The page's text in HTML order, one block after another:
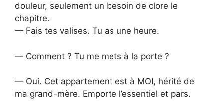
douleur, seulement un besoin de clore le
chapitre.
— Fais tes valises. Tu as une heure.
— Comment ? Tu me mets à la porte ?
— Oui. Cet appartement est à MOI, hérité de
ma grand-mère. Emporte l’essentiel et pars.